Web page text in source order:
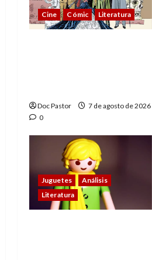
Cine Cómic Literatura
Doc Pastor
7 de agosto de 2026
0
Juguetes
Análisis
Literatura